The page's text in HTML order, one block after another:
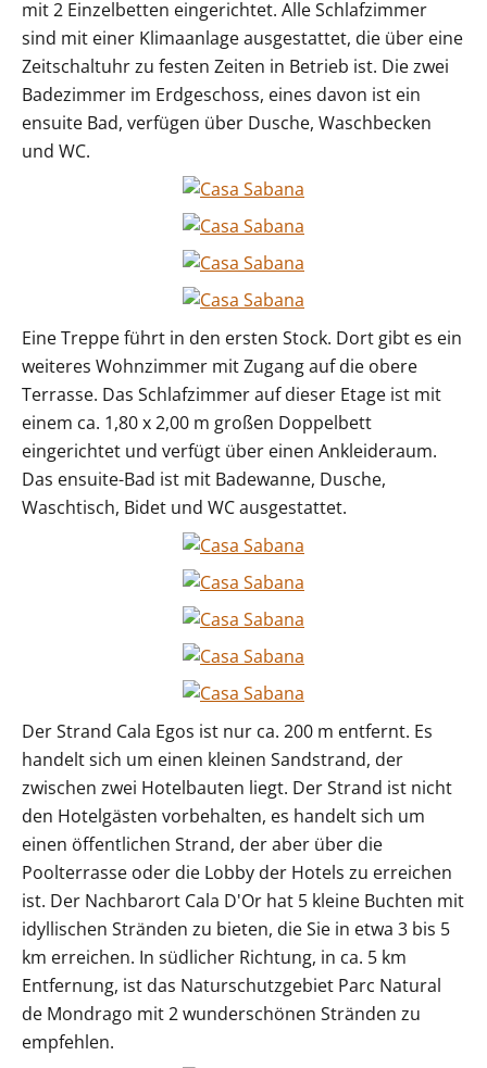
mit 2 Einzelbetten eingerichtet. Alle Schlafzimmer
sind mit einer Klimaanlage ausgestattet, die über eine
Zeitschaltuhr zu festen Zeiten in Betrieb ist. Die zwei
Badezimmer im Erdgeschoss, eines davon ist ein
ensuite Bad, verfügen über Dusche, Waschbecken
und WC.
Eine Treppe führt in den ersten Stock. Dort gibt es ein
weiteres Wohnzimmer mit Zugang auf die obere
Terrasse. Das Schlafzimmer auf dieser Etage ist mit
einem ca. 1,80 x 2,00 m großen Doppelbett
eingerichtet und verfügt über einen Ankleideraum.
Das ensuite-Bad ist mit Badewanne, Dusche,
Waschtisch, Bidet und WC ausgestattet.
Der Strand Cala Egos ist nur ca. 200 m entfernt. Es
handelt sich um einen kleinen Sandstrand, der
zwischen zwei Hotelbauten liegt. Der Strand ist nicht
den Hotelgästen vorbehalten, es handelt sich um
einen öffentlichen Strand, der aber über die
Poolterrasse oder die Lobby der Hotels zu erreichen
ist. Der Nachbarort Cala D'Or hat 5 kleine Buchten mit
idyllischen Stränden zu bieten, die Sie in etwa 3 bis 5
km erreichen. In südlicher Richtung, in ca. 5 km
Entfernung, ist das Naturschutzgebiet Parc Natural
de Mondrago mit 2 wunderschönen Stränden zu
empfehlen.